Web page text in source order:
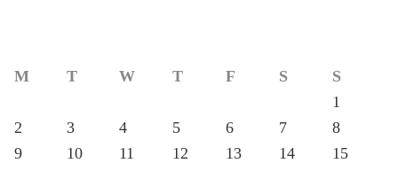
M T W T F S
S
1
2
3 4 5 6 7
8
9
10 11 12 13 14
15